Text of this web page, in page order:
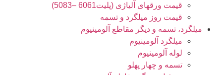
قیمت ورقهای آلیاژی (پلیت6061 –5083)
قیمت روز میلگرد و تسمه
میلگرد، تسمه و دیگر مقاطع آلومینیوم
میلگرد آلومینیوم
لوله آلومینیوم
تسمه و چهار پهلو